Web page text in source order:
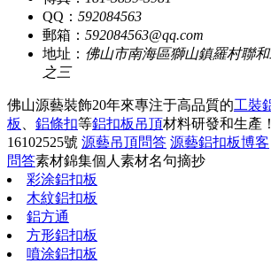
QQ： 592084563
郵箱： 592084563@qq.com
地址： 佛山市南海區獅山鎮羅村聯
之三
佛山源藝裝飾20年來專注于高品質的工裝
板
鋁條扣等鋁扣板吊頂材料研發和生產！
16102525號 源藝吊頂問答 源藝鋁扣板博客
問答素材錦集個人素材名句摘抄
彩涂鋁扣板
木紋鋁扣板
鋁方通
方形鋁扣板
噴涂鋁扣板